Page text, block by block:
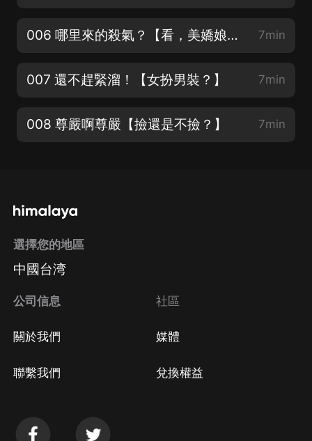
006 哪里來的殺氣？【看，美嬌娘！】 7min
007 還不趕緊溜！【女扮男裝？】 7min
008 尊嚴啊尊嚴【撿還是不撿？】 7min
選擇您的地區
中國台湾
公司信息
關於我們
聯繫我們
社區
媒體
兌換權益